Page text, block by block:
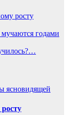
росту
годами
ясновидящей